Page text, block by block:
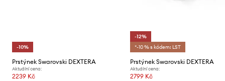
-10%
Prstýnek Swarovski DEXTERA
Aktuální cena:
2239 Kč
-12%
*-10 % s kódem: LST
Prstýnek Swarovski DEXTERA
Aktuální cena:
2799 Kč